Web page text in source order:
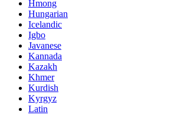
Hmong
Hungarian
Icelandic
Igbo
Javanese
Kannada
Kazakh
Khmer
Kurdish
Kyrgyz
Latin